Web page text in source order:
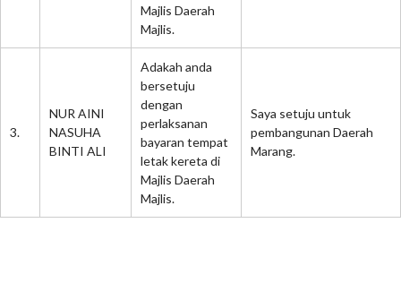
Majlis Daerah
Majlis.
3.
NUR AINI
NASUHA
BINTI ALI
Adakah anda
bersetuju
dengan
perlaksanan
bayaran tempat
letak kereta di
Majlis Daerah
Majlis.
Saya setuju untuk
pembangunan Daerah
Marang.